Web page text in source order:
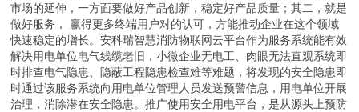
市场的延伸，一方面要做好产品创新，稳定好产品质量；其二，就是
做好服务， 赢得更多终端用户对的认可，方能推动企业在这个领域
快速稳定的增长。安科瑞智慧消防物联网云平台作为服务系统能有效
解决用电单位电气线缆老旧，小微企业无电工、肉眼无法直观系统即
时排查电气隐患、隐蔽工程隐患检查难等难题，将发现的安全隐患即
时通过该服务系统向用电单位管理人员发送预警信息，用电单位开展
治理，消除潜在安全隐患。推广使用安全用电平台，是从源头上预防